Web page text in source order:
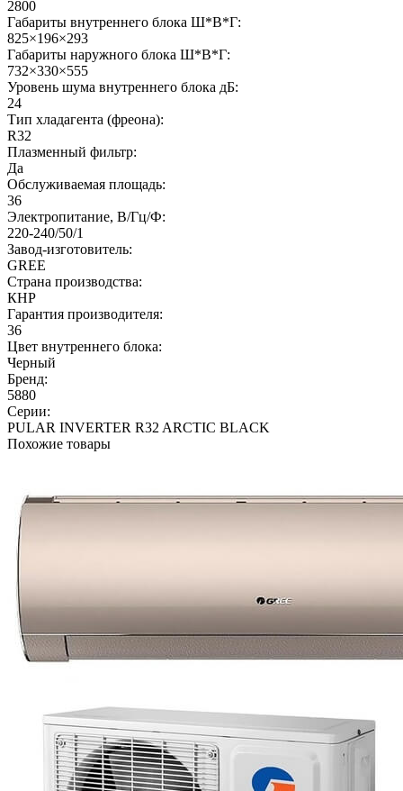
2800
Габариты внутреннего блока Ш*В*Г:
825×196×293
Габариты наружного блока Ш*В*Г:
732×330×555
Уровень шума внутреннего блока дБ:
24
Тип хладагента (фреона):
R32
Плазменный фильтр:
Да
Обслуживаемая площадь:
36
Электропитание, В/Гц/Ф:
220-240/50/1
Завод-изготовитель:
GREE
Страна производства:
КНР
Гарантия производителя:
36
Цвет внутреннего блока:
Черный
Бренд:
5880
Серии:
PULAR INVERTER R32 ARCTIC BLACK
Похожие товары